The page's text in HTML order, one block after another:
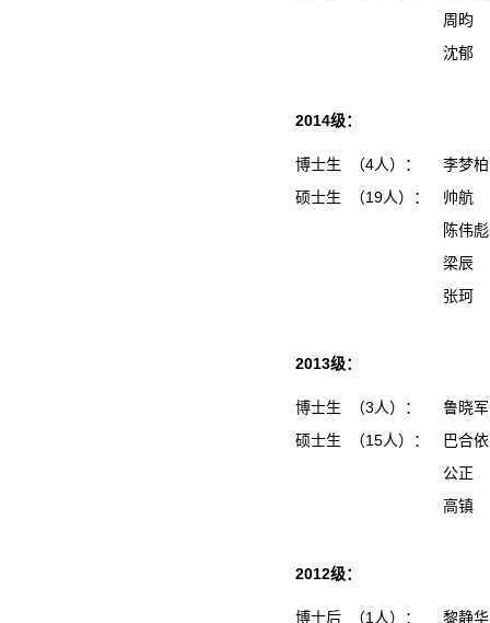
周昀
沈郁
2014级：
博士生 （4人）：
李梦
硕士生 （19人）：
帅航
陈伟
梁辰
张珂
2013级：
博士生 （3人）：
鲁晓
硕士生 （15人）：
巴合
公正
高镇
2012级：
博士后 （1人）： 黎静